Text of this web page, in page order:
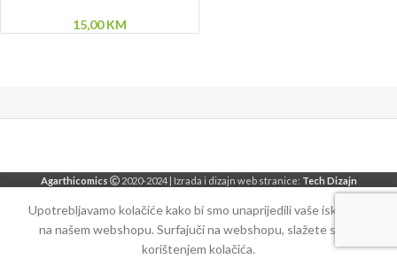
15,00KM
Agarthicomics 2020-2024 | Izrada i dizajn web stranice: Tech Dizajn
Upotrebljavamo kolačiće kako bi smo unaprijedili vaše iskustvo
na našem webshopu. Surfajuči na webshopu, slažete se sa
korištenjem kolačića.